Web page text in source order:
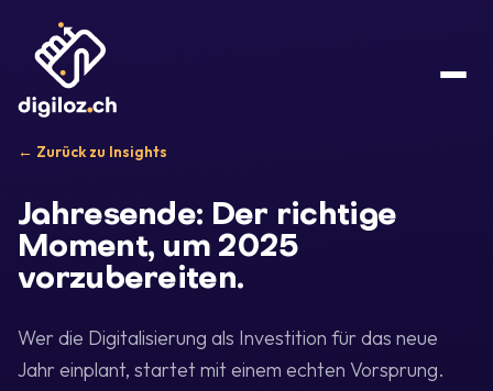
← Zurück zu Insights
Jahresende: Der richtige
Moment, um 2025
vorzubereiten.
Wer die Digitalisierung als Investition für das neue
Jahr einplant, startet mit einem echten Vorsprung.